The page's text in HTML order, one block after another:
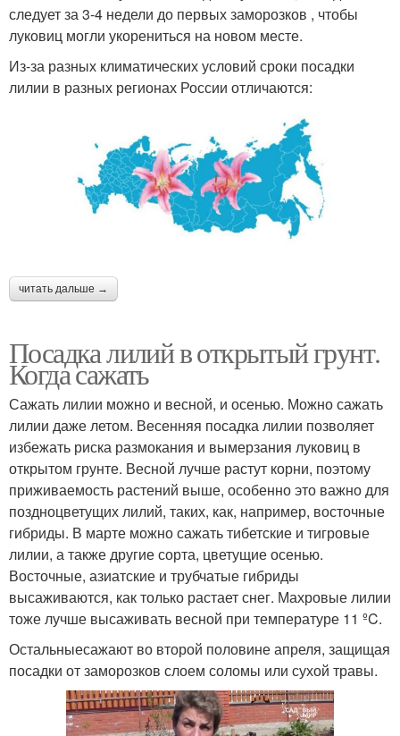
следует за 3-4 недели до первых заморозков , чтобы
луковиц могли укорениться на новом месте.
Из-за разных климатических условий сроки посадки
лилии в разных регионах России отличаются:
читать дальше →
Посадка лилий в открытый грунт.
Когда сажать
Сажать лилии можно и весной, и осенью. Можно сажать
лилии даже летом. Весенняя посадка лилии позволяет
избежать риска размокания и вымерзания луковиц в
открытом грунте. Весной лучше растут корни, поэтому
приживаемость растений выше, особенно это важно для
поздноцветущих лилий, таких, как, например, восточные
гибриды. В марте можно сажать тибетские и тигровые
лилии, а также другие сорта, цветущие осенью.
Восточные, азиатские и трубчатые гибриды
высаживаются, как только растает снег. Махровые лилии
тоже лучше высаживать весной при температуре 11 ºC.
Остальныесажают во второй половине апреля, защищая
посадки от заморозков слоем соломы или сухой травы.